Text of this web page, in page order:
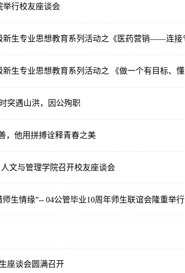
行校友座谈会
突遇山洪，因公殉职
，他用拼搏诠释青春之美
文与管理学院召开校友座谈会
生情缘”-- 04公管毕业10周年师生联谊会隆重举行
座谈会圆满召开